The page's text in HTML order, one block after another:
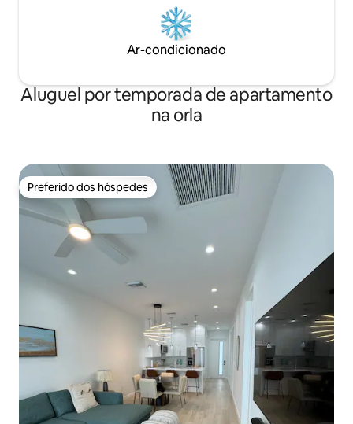
Ar-condicionado
Aluguel por temporada de apartamento
na orla
Preferido dos hóspedes
Preferido dos hóspedes